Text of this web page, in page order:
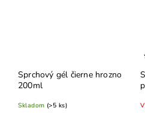
Sprchový gél čierne hrozno
200ml
Skladom (>5 ks)